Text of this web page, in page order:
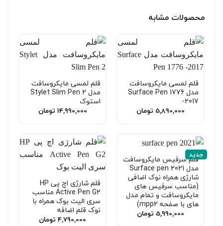
محصولات مشابه
قلم لمسی مایکروسافت
مدل Surface Pen 1776
-2017
5,890,000 تومان
قلم لمسی مایکروسافت
مدل Stylet Slim Pen 2
استوک
14,990,000 تومان
جدید
قلم سرفیس مایکروسافت
مدل Surface pen 2021
شارژی همراه نوک اضافی
(مناسب سرفیس های
مایکروسافت و تمام مدل
های با صفحه mpp2)
5,990,000 تومان
قلم شارژی اچ پی HP
Active Pen G2 مناسب
سری الیت بوک همراه با
نوک قلم اضافه
4,790,000 تومان